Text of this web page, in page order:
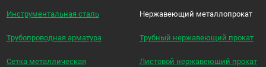
Инструментальная сталь
Трубопроводная арматура
Сетка металлическая
Нержавеющий металлопрокат
Трубный нержавеющий прокат
Листовой нержавеющий прокат